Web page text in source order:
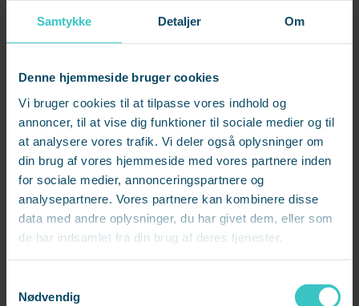
Samtykke Detaljer Om
Denne hjemmeside bruger cookies
Vi bruger cookies til at tilpasse vores indhold og
annoncer, til at vise dig funktioner til sociale medier og til
at analysere vores trafik. Vi deler også oplysninger om
din brug af vores hjemmeside med vores partnere inden
for sociale medier, annonceringspartnere og
analysepartnere. Vores partnere kan kombinere disse
data med andre oplysninger, du har givet dem, eller som
de har indsamlet fra din brug af deres tjenester.
Nødvendig
ANGÅENDE
AS3 behandler dine personoplysninger for at kunne
håndtere din forespørgsel. Se vores databeskyttelsespolitik